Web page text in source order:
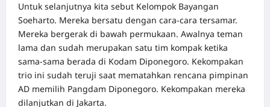
Untuk selanjutnya kita sebut Kelompok Bayangan
Soeharto. Mereka bersatu dengan cara-cara tersamar.
Mereka bergerak di bawah permukaan. Awalnya teman
lama dan sudah merupakan satu tim kompak ketika
sama-sama berada di Kodam Diponegoro. Kekompakan
trio ini sudah teruji saat mematahkan rencana pimpinan
AD memilih Pangdam Diponegoro. Kekompakan mereka
dilanjutkan di Jakarta.